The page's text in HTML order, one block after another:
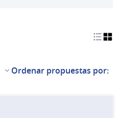
Ordenar propuestas por: